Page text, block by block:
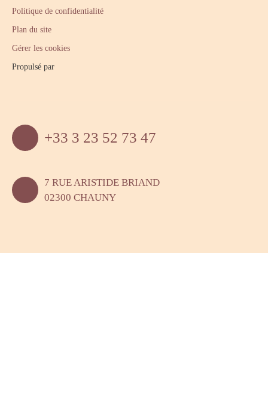
Politique de confidentialité
Plan du site
Gérer les cookies
Propulsé par
+33 3 23 52 73 47
7 RUE ARISTIDE BRIAND
02300 CHAUNY